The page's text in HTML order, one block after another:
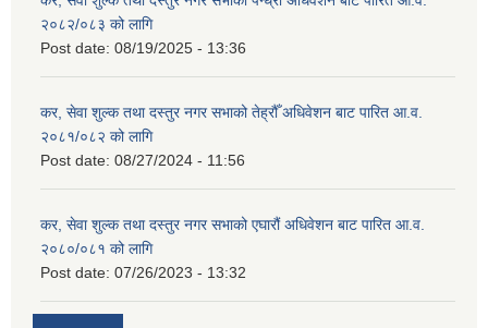
२०८२/०८३ को लागि
Post date: 08/19/2025 - 13:36
कर, सेवा शुल्क तथा दस्तुर नगर सभाको तेह्रौँ अधिवेशन बाट पारित आ.व.
२०८१/०८२ को लागि
Post date: 08/27/2024 - 11:56
कर, सेवा शुल्क तथा दस्तुर नगर सभाको एघारौं अधिवेशन बाट पारित आ.व.
२०८०/०८१ को लागि
Post date: 07/26/2023 - 13:32